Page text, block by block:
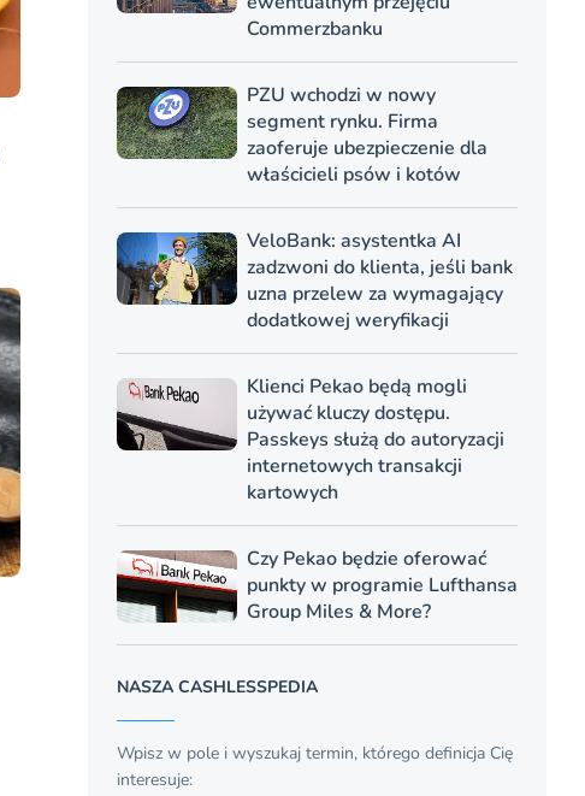
Commerzbanku
PZU wchodzi w nowy
segment rynku. Firma
zaoferuje ubezpieczenie dla
właścicieli psów i kotów
VeloBank: asystentka AI
zadzwoni do klienta, jeśli bank
uzna przelew za wymagający
dodatkowej weryfikacji
Klienci Pekao będą mogli
używać kluczy dostępu.
Passkeys służą do autoryzacji
internetowych transakcji
kartowych
Czy Pekao będzie oferować
punkty w programie Lufthansa
Group Miles & More?
NASZA CASHLESSPEDIA
Wpisz w pole i wyszukaj termin, którego definicja Cię
interesuje: